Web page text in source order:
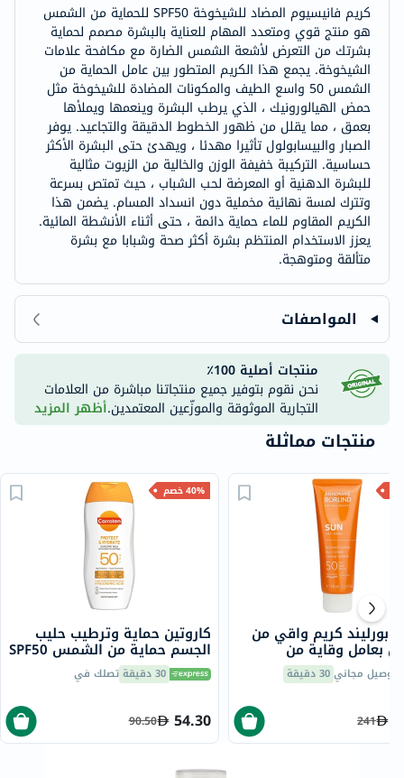
كريم فانيسيوم المضاد للشيخوخة SPF50 للحماية من الشمس
هو منتج قوي ومتعدد المهام للعناية بالبشرة مصمم لحماية
بشرتك من التعرض لأشعة الشمس الضارة مع مكافحة علامات
الشيخوخة. يجمع هذا الكريم المتطور بين عامل الحماية من
الشمس 50 واسع الطيف والمكونات المضادة للشيخوخة مثل
حمض الهيالورونيك ، الذي يرطب البشرة وينعمها ويملأها
بعمق ، مما يقلل من ظهور الخطوط الدقيقة والتجاعيد. يوفر
الصبار والبيسابولول تأثيرا مهدئا ، ويهدئ حتى البشرة الأكثر
حساسية. التركيبة خفيفة الوزن والخالية من الزيوت مثالية
للبشرة الدهنية أو المعرضة لحب الشباب ، حيث تمتص بسرعة
وتترك لمسة نهائية مخملية دون انسداد المسام. يضمن هذا
الكريم المقاوم للماء حماية دائمة ، حتى أثناء الأنشطة المائية.
يعزز الاستخدام المنتظم بشرة أكثر صحة وشبابا مع بشرة
متألقة ومتوهجة.
المواصفات
منتجات أصلية 100٪
نحن نقوم بتوفير جميع منتجاتنا مباشرة من العلامات
التجارية الموثوقة والموزّعين المعتمدين.أظهر المزيد
منتجات مماثلة
40% خصم
كاروتين حماية وترطيب حليب
الجسم حماية من الشمس SPF50
مع حمض الهيالورونيك 200 مل
30 دقيقة تصلك في
54.30
90.50
بورليند كريم واقي من
بعامل وقاية من
ملتوصيل مجاني30 دقيقة
241